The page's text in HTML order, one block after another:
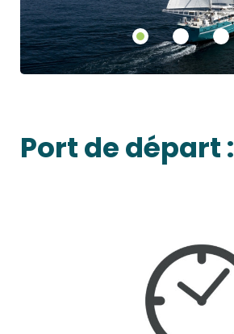
Port de départ :